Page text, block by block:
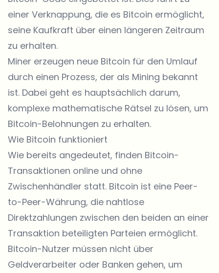
einer Verknappung, die es Bitcoin ermöglicht,
seine Kaufkraft über einen längeren Zeitraum
zu erhalten.
Miner erzeugen neue Bitcoin für den Umlauf
durch einen Prozess, der als Mining bekannt
ist. Dabei geht es hauptsächlich darum,
komplexe mathematische Rätsel zu lösen, um
Bitcoin-Belohnungen zu erhalten.
Wie Bitcoin funktioniert
Wie bereits angedeutet, finden Bitcoin-
Transaktionen online und ohne
Zwischenhändler statt. Bitcoin ist eine Peer-
to-Peer-Währung, die nahtlose
Direktzahlungen zwischen den beiden an einer
Transaktion beteiligten Parteien ermöglicht.
Bitcoin-Nutzer müssen nicht über
Geldverarbeiter oder Banken gehen, um